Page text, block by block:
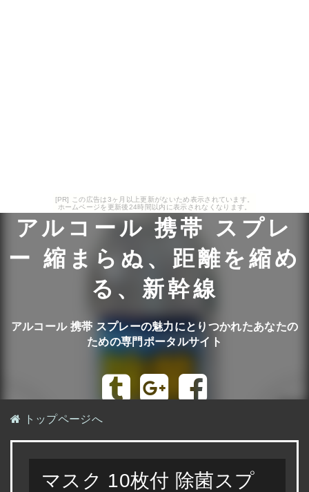
[PR] この広告は3ヶ月以上更新がないため表示されています。
ホームページを更新後24時間以内に表示されなくなります。
アルコール 携帯 スプレ
ー 縮まらぬ、距離を縮め
る、新幹線
アルコール 携帯 スプレーの魅力にとりつかれたあなたの
ための専門ポータルサイト
トップページへ
マスク 10枚付 除菌スプ